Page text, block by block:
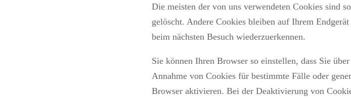
Die meisten der von uns verwendeten Cookies sind
gelöscht. Andere Cookies bleiben auf Ihrem
beim nächsten Besuch wiederzuerkennen.
Sie können Ihren Browser so einstellen, dass Sie
Annahme von Cookies für bestimmte Fälle oder
Browser aktivieren. Bei der Deaktivierung von